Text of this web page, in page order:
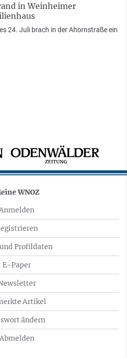
in Weinheimer
24. Juli brach in der Ahornstraße ein
WNOZ
Profildaten
E-Paper
Artikel
ändern
Abmelden